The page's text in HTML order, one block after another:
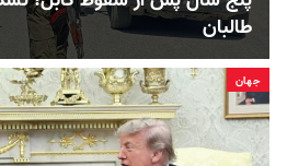
طالبان
جهان